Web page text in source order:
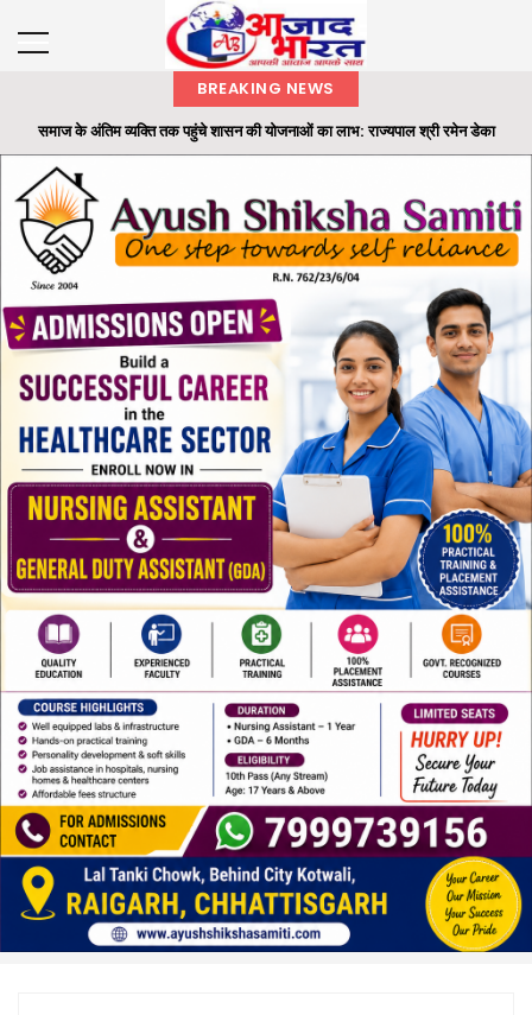
BREAKING NEWS
समाज के अंतिम व्यक्ति तक पहुंचे शासन की योजनाओं का लाभ: राज्यपाल श्री रमेन डेका
राज्यपाल ने ‘एक पेड़ मां के नाम’ अभियान के तहत कलेक्टोरेट परिसर में लगाया बादाम का पौधा
छाल पुलिस की बड़ी सफलता : SECL धरमखदान में ट्रांसफार्मर पार्ट्स व केबल चोरी का 24
घंटे में खुलासा...
भारतीय वन सेवा (IFS) के अधिकारियों की पदस्थापना में बड़ा फेरबदल
ओ.पी. जिंदल की 96वीं जयंती पर रायगढ़ में सेवा और जनभागीदारी का संदेश, रक्तदान से लेकर
स्वास्थ्य श...